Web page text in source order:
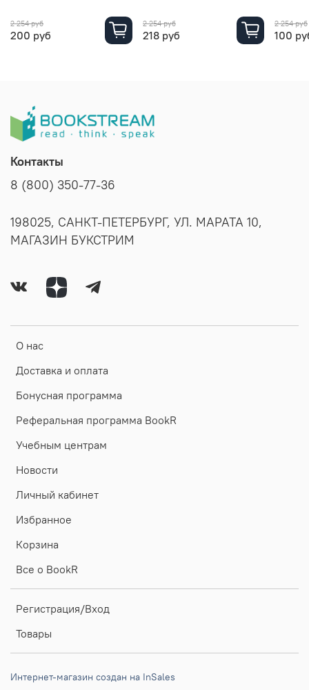
2 254 руб
200 руб
2 254 руб
218 руб
2 254 руб
100
О нас
Доставка и оплата
Бонусная программа
Реферальная программа BookR
Учебным центрам
Новости
Личный кабинет
Избранное
Корзина
Все о BookR
Регистрация/Вход
Товары
Контакты
8 (800) 350-77-36
198025, САНКТ-ПЕТЕРБУРГ, УЛ. МАРАТА 10,
МАГАЗИН БУКСТРИМ
Интернет-магазин создан на InSales